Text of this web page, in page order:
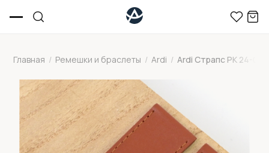
Главная / Ремешки и браслеты / Ardi / Ardi Страпс РК 24-